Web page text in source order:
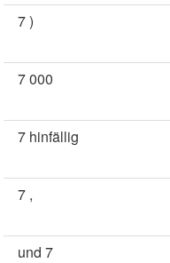
7 )
7 000
7 hinfällig
7 ,
und 7